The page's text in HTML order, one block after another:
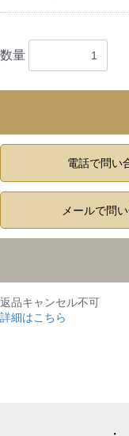
数量
電話で問い
メールで問
返品キャンセル不可
詳細はこちら